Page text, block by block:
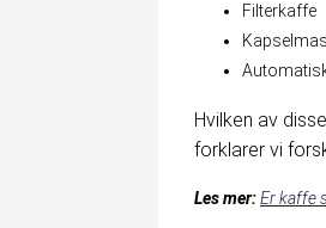
Filterkaffe
Hvilken av
forklarer vi
Les mer:Er kaffe